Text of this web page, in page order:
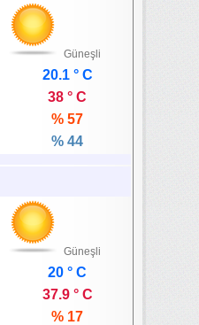
Güneşli
20.1 ° C
38 ° C
% 57
% 44
Güneşli
20 ° C
37.9 ° C
% 17